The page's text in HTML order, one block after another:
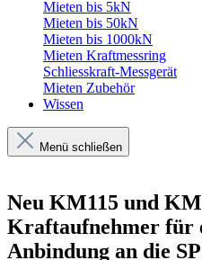
Mieten bis 5kN
Mieten bis 50kN
Mieten bis 1000kN
Mieten Kraftmessring
Schliesskraft-Messgerät
Mieten Zubehör
Wissen
Menü schließen
Neu KM115 und
Kraftaufnehmer für
Anbindung an die